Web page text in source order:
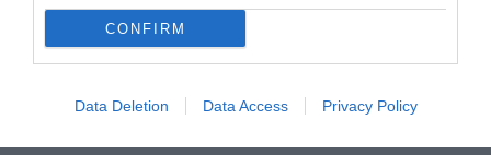
CONFIRM
Data Deletion Data Access Privacy Policy